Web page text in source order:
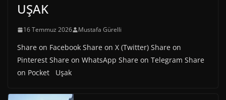
UŞAK
16 Temmuz 2026 Mustafa Gürelli
Share on Facebook Share on X (Twitter) Share on
Pinterest Share on WhatsApp Share on Telegram Share
on Pocket Uşak